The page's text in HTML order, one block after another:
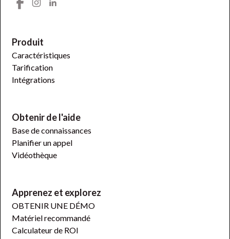
Produit
Caractéristiques
Tarification
Intégrations
Obtenir de l'aide
Base de connaissances
Planifier un appel
Vidéothèque
Apprenez et explorez
OBTENIR UNE DÉMO
Matériel recommandé
Calculateur de ROI